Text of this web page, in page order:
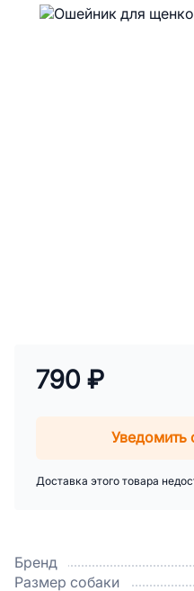
Бренд
Размер собаки
790 ₽
Уведомить
Доставка этого товара